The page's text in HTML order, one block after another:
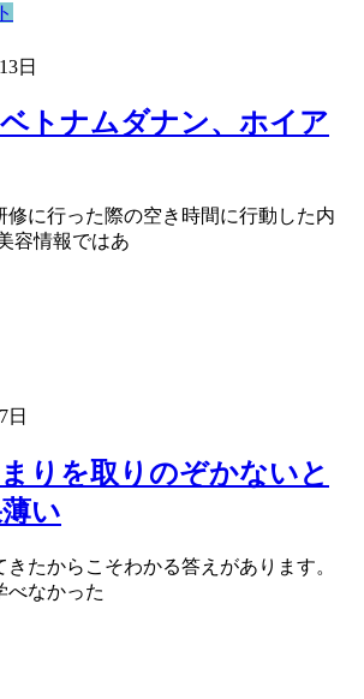
日
トナムダナン、ホイア
修に行った際の空き時間に行動した内
容情報ではあ
日
りを取りのぞかないと
い
たからこそわかる答えがあります。
べなかった